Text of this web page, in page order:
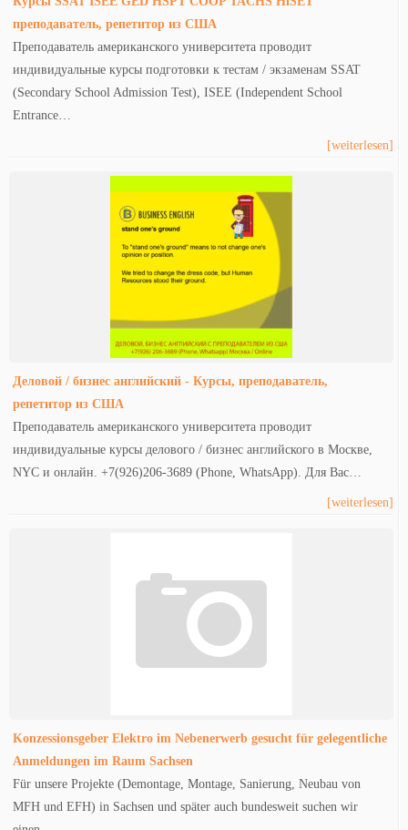
преподаватель, репетитор из США
Преподаватель американского университета проводит
индивидуальные курсы подготовки к тестам / экзаменам SSAT
(Secondary School Admission Test), ISEE (Independent School
Entrance…
[weiterlesen]
Деловой / бизнес английский - Курсы, преподаватель,
репетитор из США
Преподаватель американского университета проводит
индивидуальные курсы делового / бизнес английского в Москве,
NYC и онлайн. +7(926)206-3689 (Phone, WhatsApp). Для Вас…
[weiterlesen]
Konzessionsgeber Elektro im Nebenerwerb gesucht für gelegentliche
Anmeldungen im Raum Sachsen
Für unsere Projekte (Demontage, Montage, Sanierung, Neubau von
MFH und EFH) in Sachsen und später auch bundesweit suchen wir